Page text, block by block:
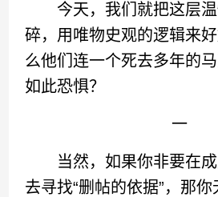
今天，我们就把这层温
碎，用唯物史观的逻辑来
么他们连一个死去多年的
如此恐惧？
一
当然，如果你非要在成
去寻找“删帖的依据”，那